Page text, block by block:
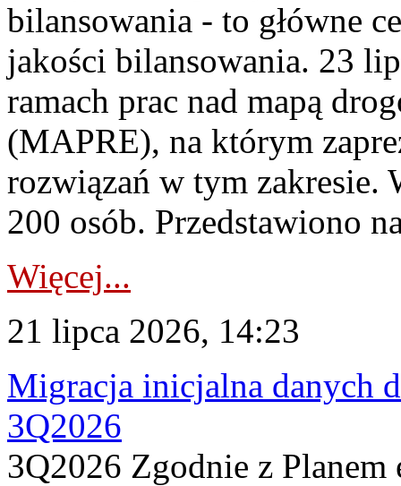
bilansowania - to główne
jakości bilansowania. 23
ramach prac nad mapą
(MAPRE), na którym
rozwiązań w tym zakresie.
200 osób. Przedstawiono
Więcej...
21 lipca 2026, 14:23
Migracja inicjalna danych
3Q2026
3Q2026 Zgodnie z